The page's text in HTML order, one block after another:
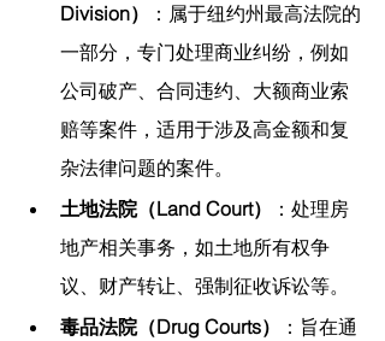
Division）
：属于纽约州最高法院的
一部分，专门处理商业纠纷，例如
公司破产、合同违约、大额商业索
赔等案件，适用于涉及高金额和复
杂法律问题的案件。
土地法院（Land Court）
：处理房
地产相关事务，如土地所有权争
议、财产转让、强制征收诉讼等。
毒品法院（Drug Courts）
：旨在通